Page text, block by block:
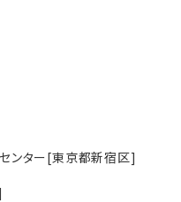
ンター[東京都新宿区]